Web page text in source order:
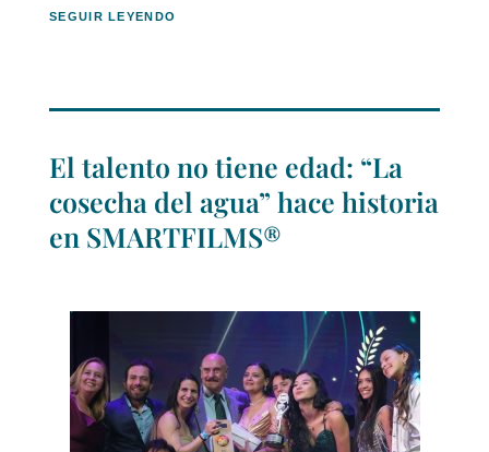
SEGUIR LEYENDO
El talento no tiene edad: “La
cosecha del agua” hace historia
en SMARTFILMS®